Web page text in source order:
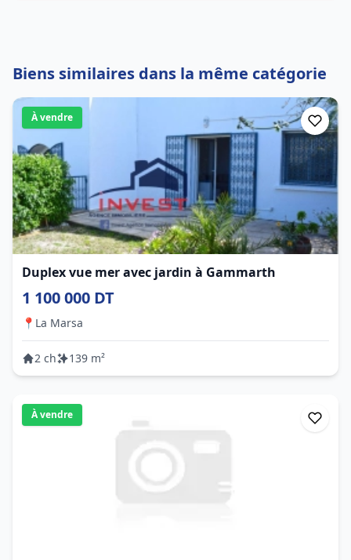
Biens similaires dans la même catégorie
À vendre
Duplex vue mer avec jardin à Gammarth
1 100 000 DT
📍 La Marsa
2 ch 139 m²
À vendre